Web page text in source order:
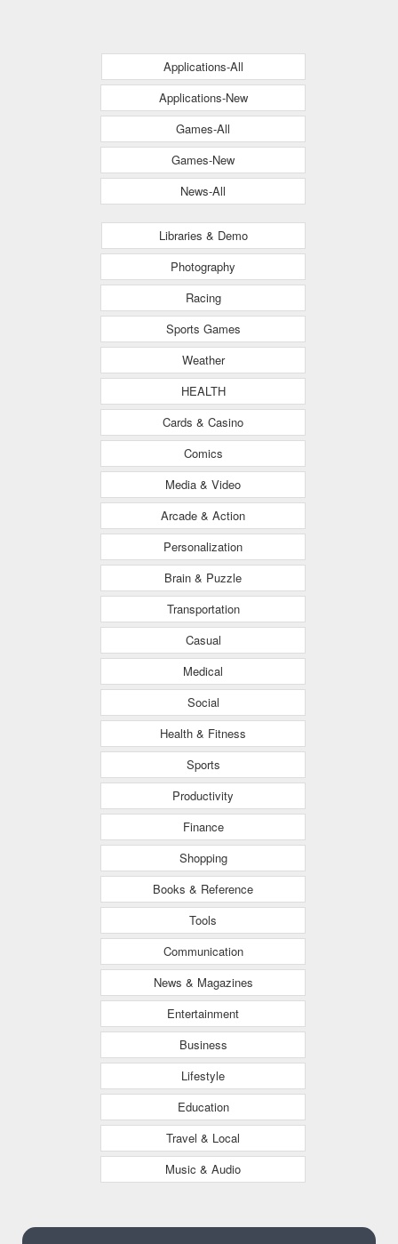
Applications-All
Applications-New
Games-All
Games-New
News-All
Libraries & Demo
Photography
Racing
Sports Games
Weather
HEALTH
Cards & Casino
Comics
Media & Video
Arcade & Action
Personalization
Brain & Puzzle
Transportation
Casual
Medical
Social
Health & Fitness
Sports
Productivity
Finance
Shopping
Books & Reference
Tools
Communication
News & Magazines
Entertainment
Business
Lifestyle
Education
Travel & Local
Music & Audio